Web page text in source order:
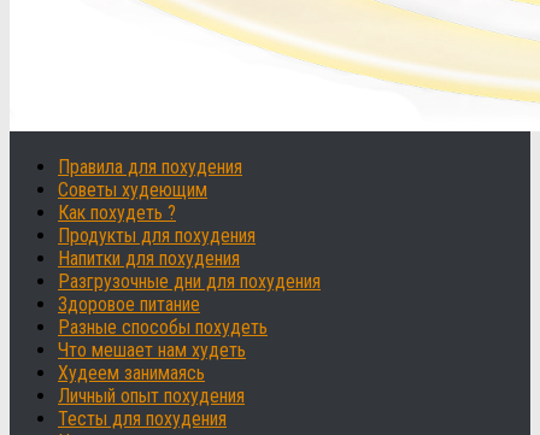
Правила для похудения
Советы худеющим
Как похудеть ?
Продукты для похудения
Напитки для похудения
Разгрузочные дни для похудения
Здоровое питание
Разные способы похудеть
Что мешает нам худеть
Худеем занимаясь
Личный опыт похудения
Тесты для похудения